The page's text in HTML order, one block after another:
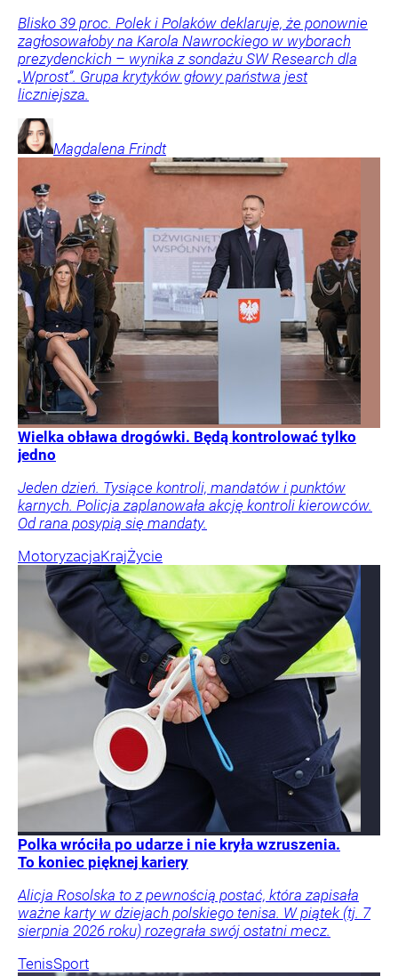
Blisko 39 proc. Polek i Polaków deklaruje, że ponownie
zagłosowałoby na Karola Nawrockiego w wyborach
prezydenckich – wynika z sondażu SW Research dla
„Wprost”. Grupa krytyków głowy państwa jest
liczniejsza.
Magdalena Frindt
Wielka obława drogówki. Będą kontrolować tylko
jedno
Jeden dzień. Tysiące kontroli, mandatów i punktów
karnych. Policja zaplanowała akcję kontroli kierowców.
Od rana posypią się mandaty.
MotoryzacjaKrajŻycie
Polka wróciła po udarze i nie kryła wzruszenia.
To koniec pięknej kariery
Alicja Rosolska to z pewnością postać, która zapisała
ważne karty w dziejach polskiego tenisa. W piątek (tj. 7
sierpnia 2026 roku) rozegrała swój ostatni mecz.
TenisSport